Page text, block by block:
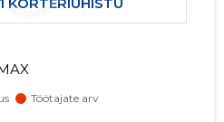
KORTERIÜHISTU